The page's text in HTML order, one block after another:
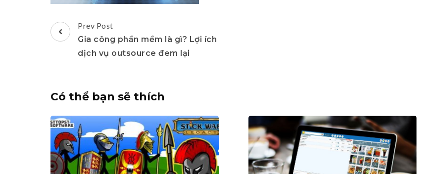
Post
Navigation
Prev Post
Gia công phần mềm là gì? Lợi ích
dịch vụ outsource đem lại
Có thể bạn sẽ thích